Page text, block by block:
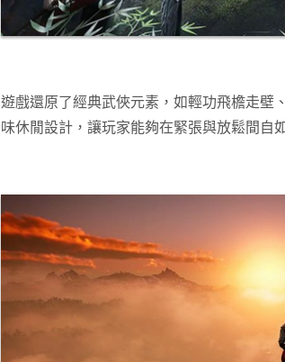
遊戲還原了經典武俠元素，如輕功飛檐走壁
味休閒設計，讓玩家能夠在緊張與放鬆間自